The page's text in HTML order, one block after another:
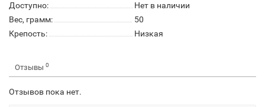
Доступно:
Нет в наличии
Вес, грамм:
50
Крепость:
Низкая
Отзывы 0
Отзывов пока нет.